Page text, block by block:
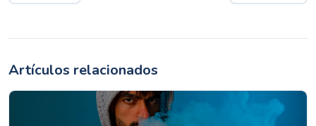
Artículos relacionados